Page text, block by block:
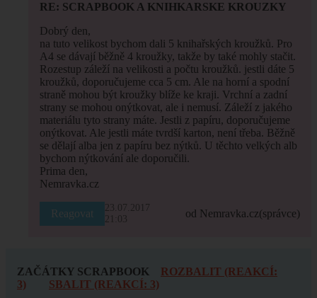
RE: SCRAPBOOK A KNIHKARSKE KROUZKY
Dobrý den,
na tuto velikost bychom dali 5 knihařských kroužků. Pro
A4 se dávají běžně 4 kroužky, takže by také mohly stačit.
Rozestup záleží na velikosti a počtu kroužků. jestli dáte 5
kroužků, doporučujeme cca 5 cm. Ale na horní a spodní
straně mohou být kroužky blíže ke kraji. Vrchní a zadní
strany se mohou onýtkovat, ale i nemusí. Záleží z jakého
materiálu tyto strany máte. Jestli z papíru, doporučujeme
onýtkovat. Ale jestli máte tvrdší karton, není třeba. Běžně
se dělají alba jen z papíru bez nýtků. U těchto velkých alb
bychom nýtkování ale doporučili.
Prima den,
Nemravka.cz
Reagovat
23.07.2017
21:03
od Nemravka.cz(správce)
ZAČÁTKY SCRAPBOOK
ROZBALIT (REAKCÍ:
3)
SBALIT (REAKCÍ: 3)